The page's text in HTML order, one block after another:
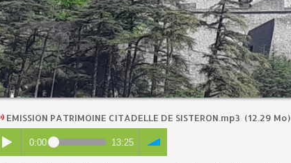
EMISSION PATRIMOINE CITADELLE DE SISTERON.mp3 (12.29 Mo)
0:00 13:25